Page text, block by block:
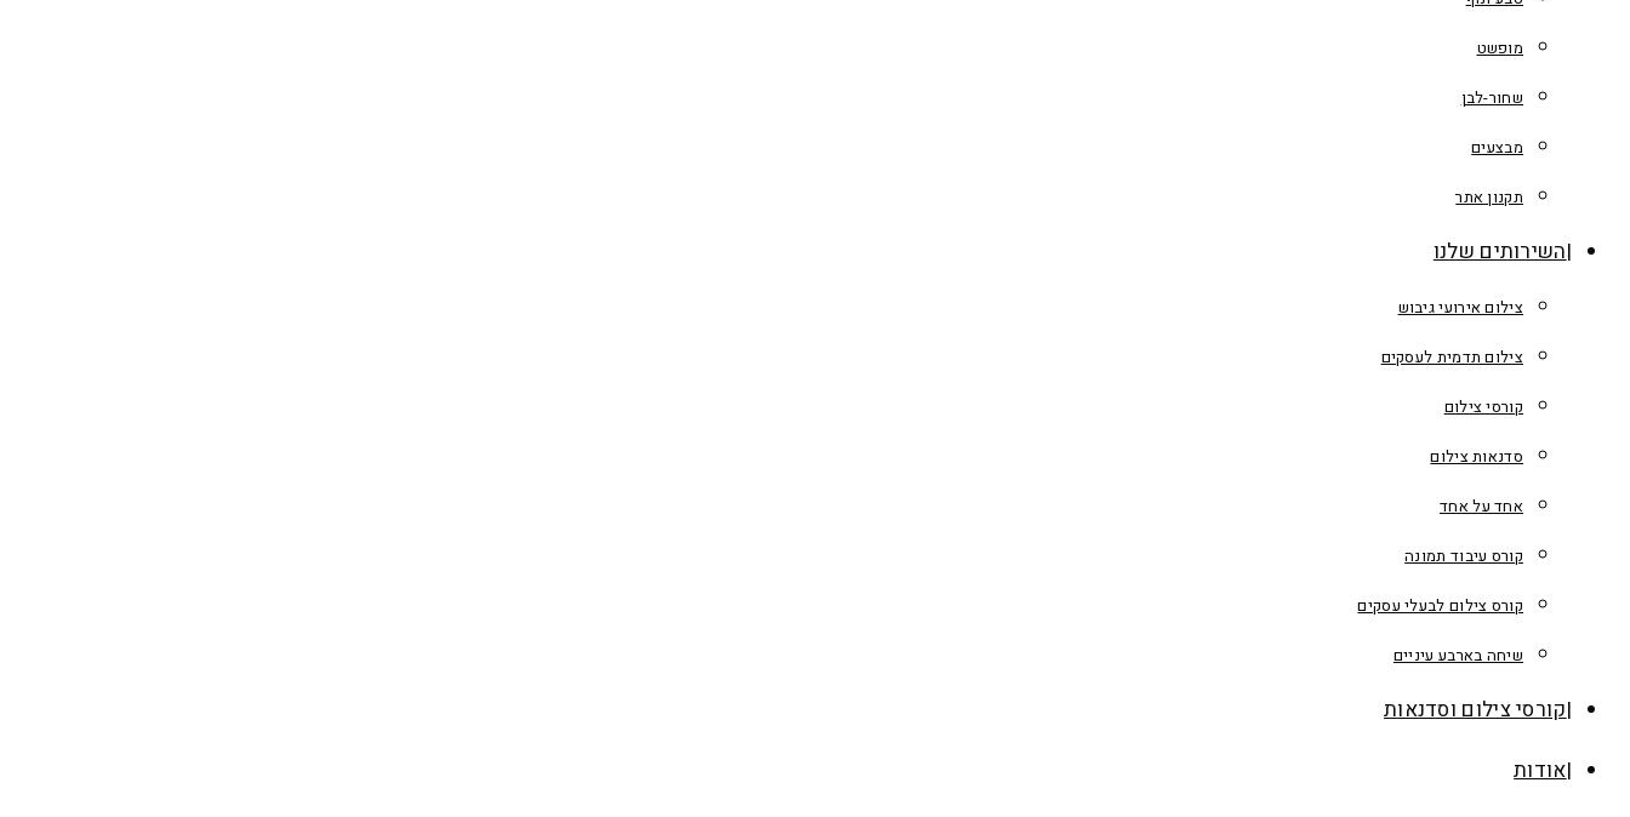
מופשט
שחור-לבן
מבצעים
תקנון אתר
השירותים שלנו
צילום אירועי גיבוש
צילום תדמית לעסקים
קורסי צילום
סדנאות צילום
אחד על אחד
קורס עיבוד תמונה
קורס צילום לבעלי עסקים
שיחה בארבע עיניים
קורסי צילום וסדנאות
אודות